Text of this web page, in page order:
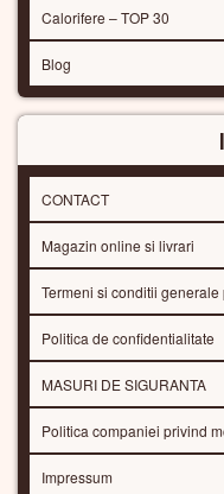
Calorifere – TOP 30
Blog
CONTACT
Magazin online si livrari
Termeni si conditii
Politica de confidentialitate
MASURI DE SIGURANTA
Politica companiei privind
Impressum